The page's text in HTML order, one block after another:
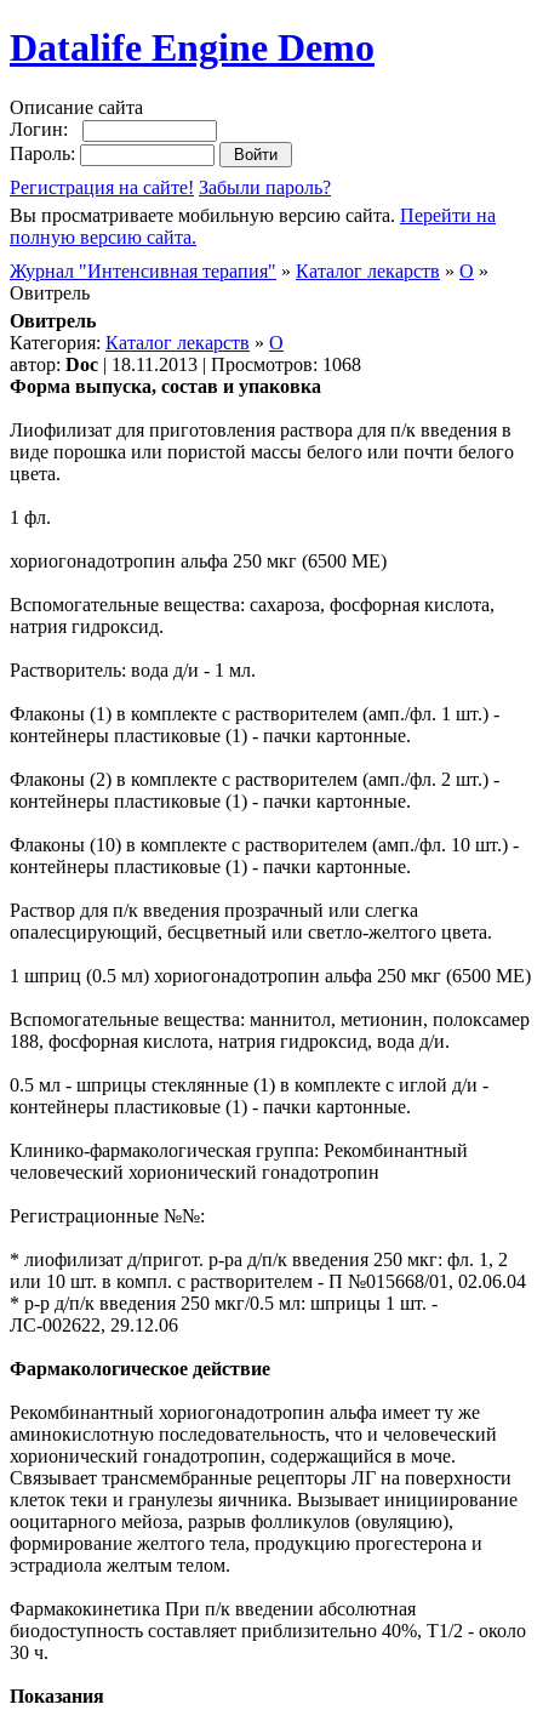
Datalife Engine Demo
Описание сайта
Логин:
Пароль:
Регистрация на сайте! Забыли пароль?
Вы просматриваете мобильную версию сайта. Перейти на
полную версию сайта.
Журнал "Интенсивная терапия" » Каталог лекарств » О »
Овитрель
Овитрель
Категория: Каталог лекарств » О
автор: Doc | 18.11.2013 | Просмотров: 1068
Форма выпуска, состав и упаковка
Лиофилизат для приготовления раствора для п/к введения в
виде порошка или пористой массы белого или почти белого
цвета.
1 фл.
хориогонадотропин альфа 250 мкг (6500 МЕ)
Вспомогательные вещества: сахароза, фосфорная кислота,
натрия гидроксид.
Растворитель: вода д/и - 1 мл.
Флаконы (1) в комплекте с растворителем (амп./фл. 1 шт.) -
контейнеры пластиковые (1) - пачки картонные.
Флаконы (2) в комплекте с растворителем (амп./фл. 2 шт.) -
контейнеры пластиковые (1) - пачки картонные.
Флаконы (10) в комплекте с растворителем (амп./фл. 10 шт.) -
контейнеры пластиковые (1) - пачки картонные.
Раствор для п/к введения прозрачный или слегка
опалесцирующий, бесцветный или светло-желтого цвета.
1 шприц (0.5 мл) хориогонадотропин альфа 250 мкг (6500 МЕ)
Вспомогательные вещества: маннитол, метионин, полоксамер
188, фосфорная кислота, натрия гидроксид, вода д/и.
0.5 мл - шприцы стеклянные (1) в комплекте с иглой д/и -
контейнеры пластиковые (1) - пачки картонные.
Клинико-фармакологическая группа: Рекомбинантный
человеческий хорионический гонадотропин
Регистрационные №№:
* лиофилизат д/пригот. р-ра д/п/к введения 250 мкг: фл. 1, 2
или 10 шт. в компл. с растворителем - П №015668/01, 02.06.04
* р-р д/п/к введения 250 мкг/0.5 мл: шприцы 1 шт. -
ЛС-002622, 29.12.06
Фармакологическое действие
Рекомбинантный хориогонадотропин альфа имеет ту же
аминокислотную последовательность, что и человеческий
хорионический гонадотропин, содержащийся в моче.
Связывает трансмембранные рецепторы ЛГ на поверхности
клеток теки и гранулезы яичника. Вызывает инициирование
ооцитарного мейоза, разрыв фолликулов (овуляцию),
формирование желтого тела, продукцию прогестерона и
эстрадиола желтым телом.
Фармакокинетика При п/к введении абсолютная
биодоступность составляет приблизительно 40%, T1/2 - около
30 ч.
Показания